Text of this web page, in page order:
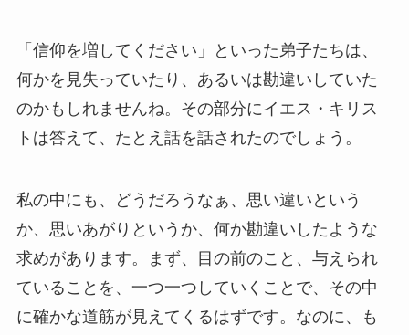
「信仰を増してください」といった弟子たちは、
何かを見失っていたり、あるいは勘違いしていた
のかもしれませんね。その部分にイエス・キリス
トは答えて、たとえ話を話されたのでしょう。
私の中にも、どうだろうなぁ、思い違いという
か、思いあがりというか、何か勘違いしたような
求めがあります。まず、目の前のこと、与えられ
ていることを、一つ一つしていくことで、その中
に確かな道筋が見えてくるはずです。なのに、も